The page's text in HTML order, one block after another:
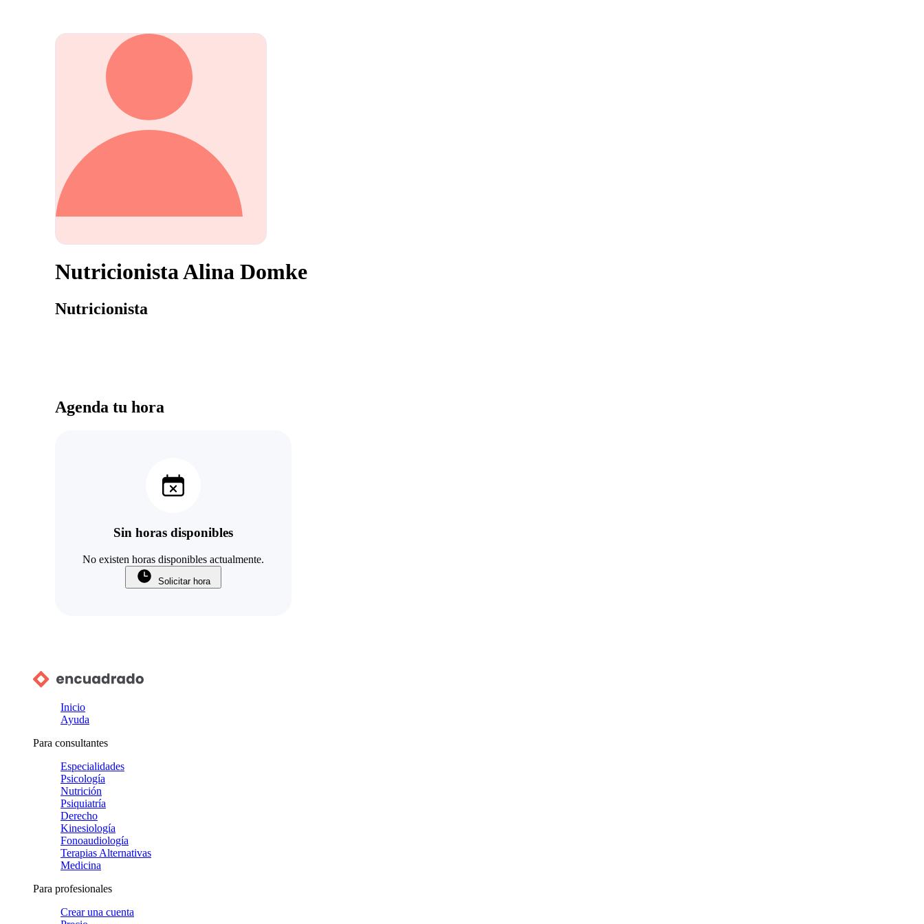
Nutricionista Alina Domke
Nutricionista
Agenda tu hora
Sin horas disponibles
No existen horas disponibles actualmente.
Solicitar hora
Inicio
Ayuda
Para consultantes
Especialidades
Psicología
Nutrición
Psiquiatría
Derecho
Kinesiología
Fonoaudiología
Terapias Alternativas
Medicina
Para profesionales
Crear una cuenta